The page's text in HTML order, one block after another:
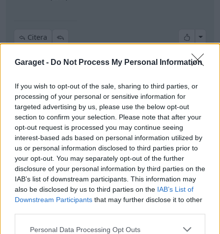
Garaget - Do Not Process My Personal Information
If you wish to opt-out of the sale, sharing to third parties, or
processing of your personal or sensitive information for
targeted advertising by us, please use the below opt-out
section to confirm your selection. Please note that after your
opt-out request is processed you may continue seeing
interest-based ads based on personal information utilized by
us or personal information disclosed to third parties prior to
your opt-out. You may separately opt-out of the further
disclosure of your personal information by third parties on the
IAB’s list of downstream participants. This information may
also be disclosed by us to third parties on the IAB’s List of
Downstream Participants that may further disclose it to other
Personal Data Processing Opt Outs
Citera All
Tureee1 Inlägg
7 juli #8
RaZtar skrev:
Kom du fram till något? Sitter själv på samma koder,
oftast är det P025218 som dyker upp men ibland
även P0087.
Händer när bilen hamnar i uppförsbacke i